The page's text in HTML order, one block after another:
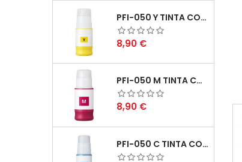
PFI-050 Y TINTA COMPATÍVEL AMARELO
Preço
8,90 €
PFI-050 M TINTA COMPATÍVEL MAGENTA
Preço
8,90 €
PFI-050 C TINTA COMPATÍVEL CIANO